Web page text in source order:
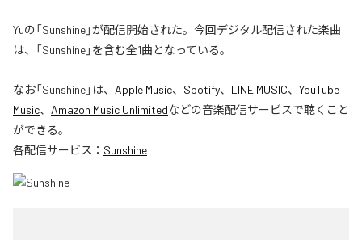
Yuの「Sunshine」が配信開始された。今回デジタル配信された楽曲
は、「Sunshine」を含む全1曲となっている。
なお「Sunshine」は、 Apple Music、 Spotify、 LINE MUSIC、 YouTube
Music、 Amazon Music Unlimitedなどの音楽配信サービスで聴くこと
ができる。
各配信サービス： Sunshine